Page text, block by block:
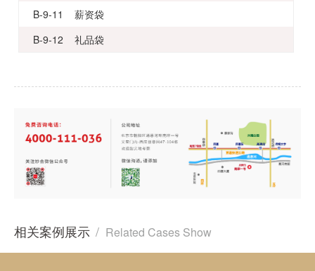
B-9-11 薪资袋
B-9-12 礼品袋
相关案例展示 / Related Cases Show